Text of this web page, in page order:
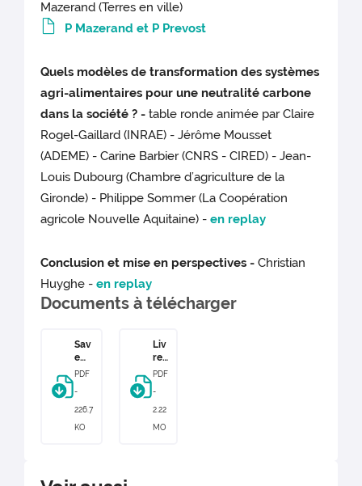
Mazerand (Terres en ville)
P Mazerand et P Prevost
Quels modèles de transformation des systèmes
agri-alimentaires pour une neutralité carbone
dans la société ? - table ronde animée par Claire
Rogel-Gaillard (INRAE) - Jérôme Mousset
(ADEME) - Carine Barbier (CNRS - CIRED) - Jean-
Louis Dubourg (Chambre d’agriculture de la
Gironde) - Philippe Sommer (La Coopération
agricole Nouvelle Aquitaine) -en replay
Conclusion et mise en perspectives - Christian
Huyghe -en replay
Documents à télécharger
Sav
e
The
202
4_0
PDF
-
226.7
KO
Liv
ret
20
19
PDF
-
2.22
MO